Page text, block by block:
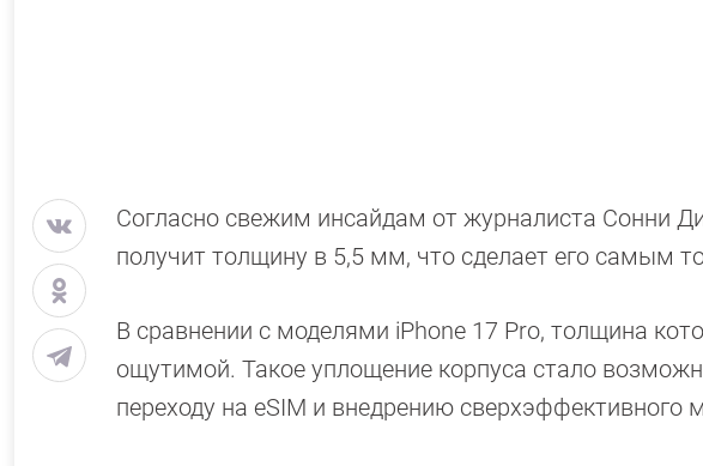
Согласно свежим инсайдам от журналиста Сонни
получит толщину в 5,5 мм, что сделает его самым
В сравнении с моделями iPhone 17 Pro, толщина
ощутимой. Такое уплощение корпуса стало
переходу на eSIM и внедрению сверхэффективного